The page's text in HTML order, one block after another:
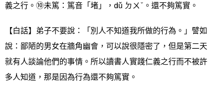
義之行。⑩未篤：篤音「堵」，dǔ ㄉㄨˇ。還不夠篤實。
【白話】弟子不要說：「別人不知道我所做的行為。」譬如
說：鄙陋的男女在牆角幽會，可以說很隱密了，但是第二天
就有人談論他們的事情。所以讀書人實踐仁義之行而不被許
多人知道，那是因為行為還不夠篤實。